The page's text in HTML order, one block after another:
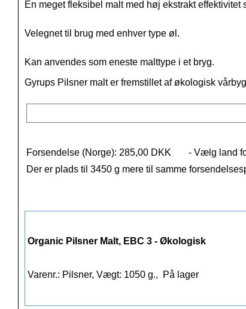
En meget fleksibel malt med høj ekstrakt effektivitet
Velegnet til brug med enhver type øl.
Kan anvendes som eneste malttype i et bryg.
Gyrups Pilsner malt er fremstillet af økologisk
Forsendelse (Norge): 285,00 DKK
- Vælg land
Der er plads til 3450 g mere til samme
Organic Pilsner Malt, EBC 3 - Økologisk
Varenr.: Pilsner, Vægt: 1050 g., På lager